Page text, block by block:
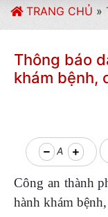
TRANG CHỦ »
Thông báo
khám bệnh,
A
Công an thành
hành khám